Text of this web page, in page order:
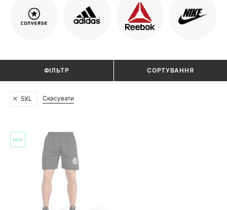
ФІЛЬТР СОРТУВАННЯ
5XL Скасувати